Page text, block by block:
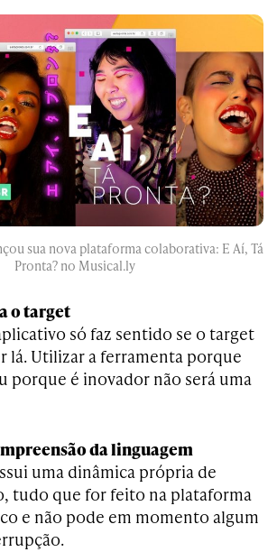
sua nova plataforma colaborativa: E Aí, Tá
Pronta? no Musical.ly
o target
só faz sentido se o target
lá. Utilizar a ferramenta porque
porque é inovador não será uma
da linguagem
uma dinâmica própria de
tudo que for feito na plataforma
e não pode em momento algum